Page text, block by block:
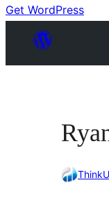
Get WordPress